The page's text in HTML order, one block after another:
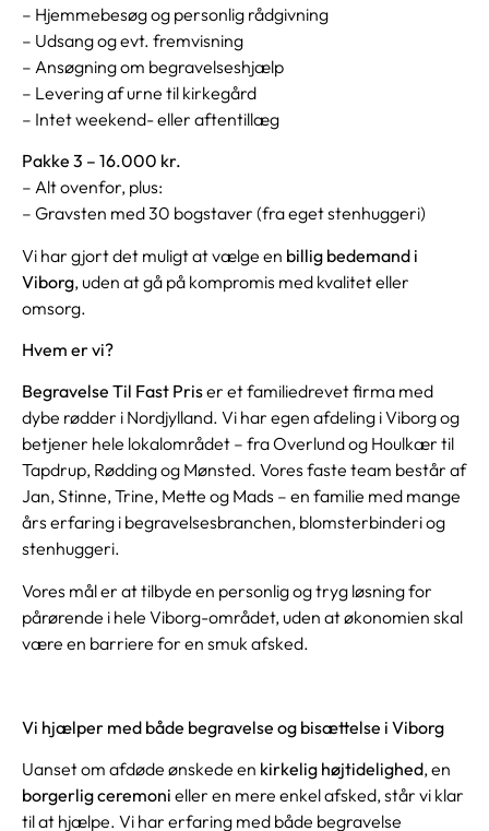
– Hjemmebesøg og personlig rådgivning
– Udsang og evt. fremvisning
– Ansøgning om begravelseshjælp
– Levering af urne til kirkegård
– Intet weekend- eller aftentillæg
Pakke 3 – 16.000 kr.
– Alt ovenfor, plus:
– Gravsten med 30 bogstaver (fra eget stenhuggeri)
Vi har gjort det muligt at vælge en billig bedemand i
Viborg, uden at gå på kompromis med kvalitet eller
omsorg.
Hvem er vi?
Begravelse Til Fast Priser et familiedrevet firma med
dybe rødder i Nordjylland. Vi har egen afdeling i Viborg og
betjener hele lokalområdet – fra Overlund og Houlkær til
Tapdrup, Rødding og Mønsted. Vores faste team består af
Jan, Stinne, Trine, Mette og Mads – en familie med mange
års erfaring i begravelsesbranchen, blomsterbinderi og
stenhuggeri.
Vores mål er at tilbyde en personlig og tryg løsning for
pårørende i hele Viborg-området, uden at økonomien skal
være en barriere for en smuk afsked.
Vi hjælper med både begravelse og bisættelse i Viborg
Uanset om afdøde ønskede en kirkelig højtidelighed, en
borgerlig ceremoni eller en mere enkel afsked, står vi klar
til at hjælpe. Vi har erfaring med både begravelse